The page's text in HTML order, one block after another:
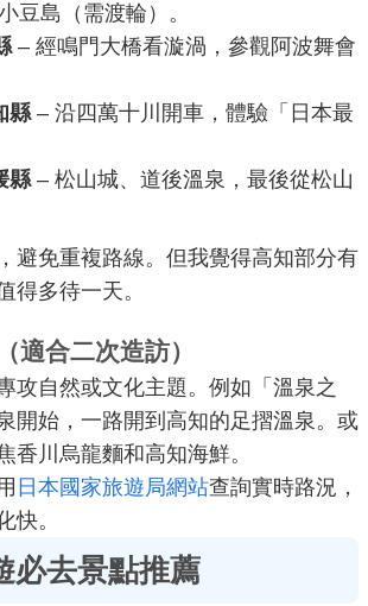
豆島（需渡輪）。
– 經鳴門大橋看漩渦，參觀阿波舞會
縣– 沿四萬十川開車，體驗「日本最
縣– 松山城、道後溫泉，最後從松山
避免重複路線。但我覺得高知部分有
得多待一天。
適合二次造訪）
攻自然或文化主題。例如「溫泉之
開始，一路開到高知的足摺溫泉。或
香川烏龍麵和高知海鮮。
日本國家旅遊局網站查詢實時路況，
快。
必去景點推薦